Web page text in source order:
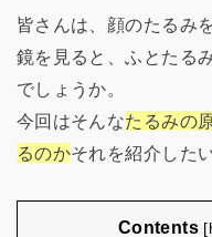
皆さんは、顔のたるみ
鏡を見ると、ふとたる
でしょうか。
今回はそんなたるみの
るのかそれを紹介した
Contents [